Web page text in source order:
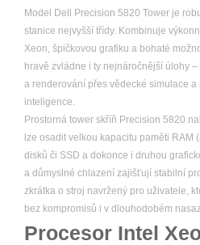
Model Dell Precision 5820 Tower je
stanice nejvyšší třídy. Kombinuje
Xeon, špičkovou grafiku a bohaté
hravě zvládne i ty nejnáročnější úlohy
a renderování přes vědecké simulace
inteligence.
Prostorná tower skříň Precision 5820
lze osadit velkou kapacitu paměti RAM
disků či SSD a dokonce i druhou
a důmyslné chlazení zajišťují stabilní
zkrátka o stroj navržený pro uživatele,
bez kompromisů i v dlouhodobém
Procesor Intel